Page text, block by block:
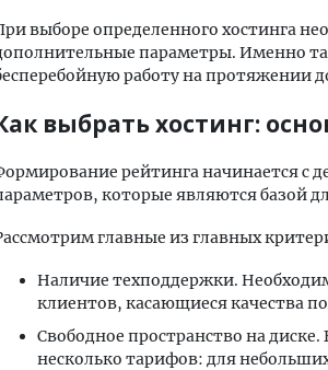
выборе определенного хостинга
параметры. Именно
работу на протяжении
выбрать хостинг:
рейтинга начинается с
которые являются базой
главные из главных
Наличие техподдержки.
клиентов, касающиеся качества
Свободное пространство на
несколько тарифов: для